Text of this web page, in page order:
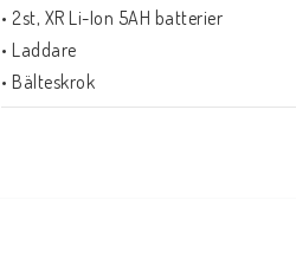
• 2st, XR Li-Ion 5AH batterier
• Laddare
• Bälteskrok
• Magnetisk bitshållare